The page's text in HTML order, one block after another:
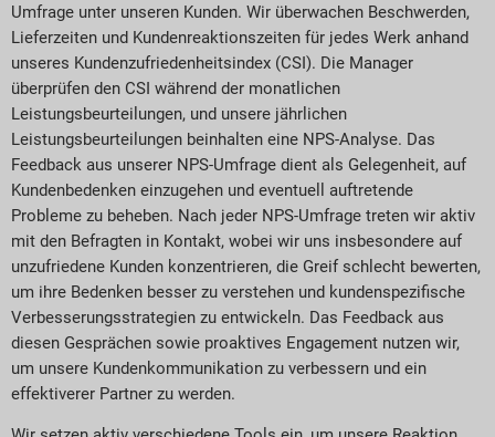
Umfrage unter unseren Kunden. Wir überwachen Beschwerden,
Lieferzeiten und Kundenreaktionszeiten für jedes Werk anhand
unseres Kundenzufriedenheitsindex (CSI). Die Manager
überprüfen den CSI während der monatlichen
Leistungsbeurteilungen, und unsere jährlichen
Leistungsbeurteilungen beinhalten eine NPS-Analyse. Das
Feedback aus unserer NPS-Umfrage dient als Gelegenheit, auf
Kundenbedenken einzugehen und eventuell auftretende
Probleme zu beheben. Nach jeder NPS-Umfrage treten wir aktiv
mit den Befragten in Kontakt, wobei wir uns insbesondere auf
unzufriedene Kunden konzentrieren, die Greif schlecht bewerten,
um ihre Bedenken besser zu verstehen und kundenspezifische
Verbesserungsstrategien zu entwickeln. Das Feedback aus
diesen Gesprächen sowie proaktives Engagement nutzen wir,
um unsere Kundenkommunikation zu verbessern und ein
effektiverer Partner zu werden.